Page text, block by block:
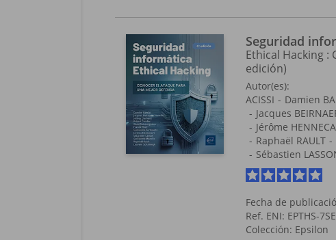
Seguridad
Ethical Hacking :
edición)
Autor(es):
ACISSI
Damien
Jacques
Jérôme
Raphaël RAULT
Sébastien
Fecha de
Ref. ENI: EPTHS-
Colección: Epsilon